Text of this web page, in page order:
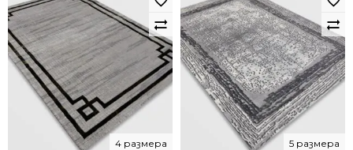
4 размера 5 размера